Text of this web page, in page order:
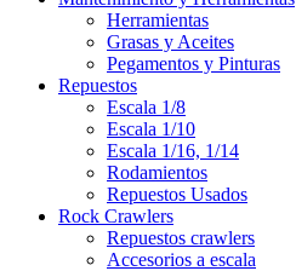
Herramientas
Grasas y Aceites
Pegamentos y Pinturas
Repuestos
Escala 1/8
Escala 1/10
Escala 1/16, 1/14
Rodamientos
Repuestos Usados
Rock Crawlers
Repuestos crawlers
Accesorios a escala